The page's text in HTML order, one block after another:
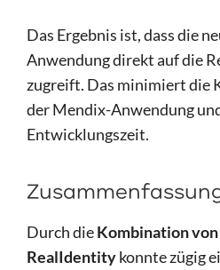
Das Ergebnis ist, dass die
Anwendung direkt auf die
zugreift. Das minimiert die
der Mendix-Anwendung
Entwicklungszeit.
Durch dieKombination
RealIdentitykonnte zügig